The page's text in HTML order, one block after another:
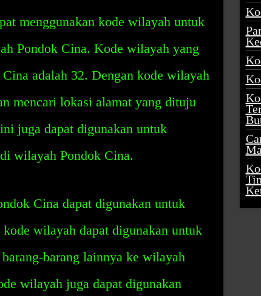
menggunakan kode wilayah untuk
Pondok Cina. Kode wilayah yang
adalah 32. Dengan kode wilayah
mencari lokasi alamat yang dituju
juga dapat digunakan untuk
wilayah Pondok Cina.
Cina dapat digunakan untuk
wilayah dapat digunakan untuk
barang lainnya ke wilayah
wilayah juga dapat digunakan